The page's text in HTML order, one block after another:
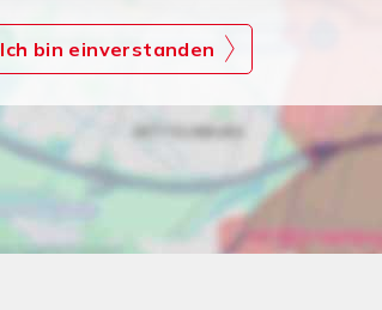
Ich bin einverstanden